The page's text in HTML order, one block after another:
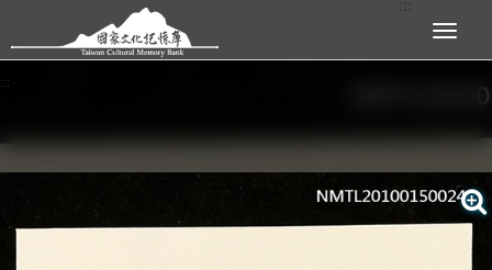
跳到主要內容區塊 展開選單
:::